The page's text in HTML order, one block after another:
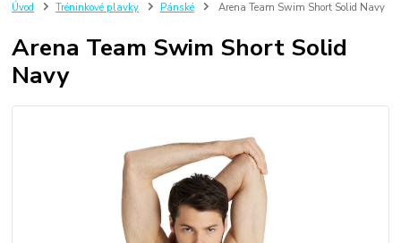
Úvod Tréninkové plavky Pánské Arena Team Swim Short Solid Navy
Arena Team Swim Short Solid
Navy